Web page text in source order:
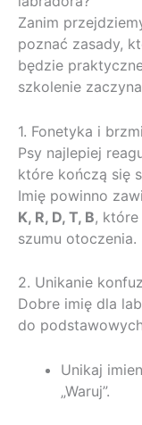
Zanim
poznać zasady,
będzie
szkolenie
1. Fonetyka i
Psy najlepiej
które kończą się
Imię powinno
K, R, D, T, B, które
szumu otoczenia.
2. Unikanie
Dobre imię dla
do
Unikaj
„Waruj”.